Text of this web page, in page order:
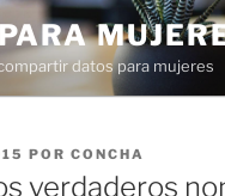
datos para mujeres
POR CONCHA
verdaderos